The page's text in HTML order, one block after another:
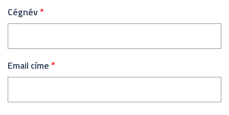
Cégnév*
Email címe *